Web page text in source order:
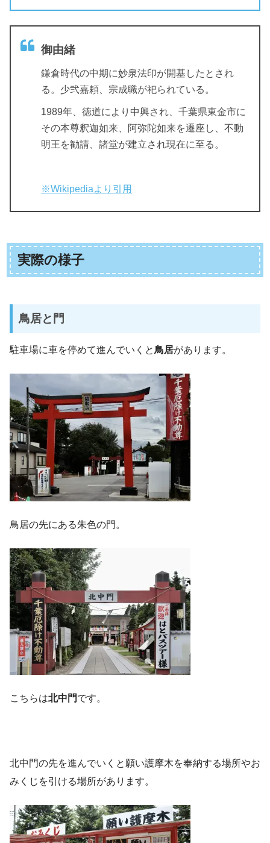
御由緒
鎌倉時代の中期に妙泉法印が開基したとされ
る。少弐嘉頼、宗成職が祀られている。
1989年、徳道により中興され、千葉県東金市に
その本尊釈迦如来、阿弥陀如来を遷座し、不動
明王を勧請、諸堂が建立され現在に至る。
※Wikipediaより引用
実際の様子
鳥居と門
駐車場に車を停めて進んでいくと鳥居があります。
鳥居の先にある朱色の門。
こちらは北中門です。
北中門の先を進んでいくと願い護摩木を奉納する場所やお
みくじを引ける場所があります。